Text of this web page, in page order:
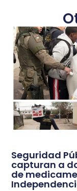
Seguridad
capturan a
de